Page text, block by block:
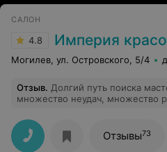
САЛОН
4.8 Империя
Могилев, ул. Островского, 5/4
Отзыв. Долгий путь поиска
множество неудач, множество
Работы Алены на высшем уровне! Все чётко, красиво
и, главное качественно!!!
душевный человечек!
Отзывы73